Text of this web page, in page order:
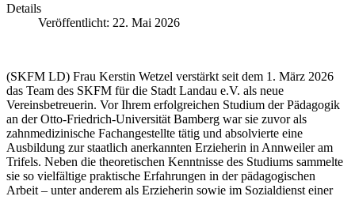
Details
Veröffentlicht: 22. Mai 2026
(SKFM LD) Frau Kerstin Wetzel verstärkt seit dem 1. März 2026
das Team des SKFM für die Stadt Landau e.V. als neue
Vereinsbetreuerin. Vor Ihrem erfolgreichen Studium der Pädagogik
an der Otto-Friedrich-Universität Bamberg war sie zuvor als
zahnmedizinische Fachangestellte tätig und absolvierte eine
Ausbildung zur staatlich anerkannten Erzieherin in Annweiler am
Trifels. Neben die theoretischen Kenntnisse des Studiums sammelte
sie so vielfältige praktische Erfahrungen in der pädagogischen
Arbeit – unter anderem als Erzieherin sowie im Sozialdienst einer